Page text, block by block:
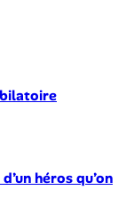
héros qu’on